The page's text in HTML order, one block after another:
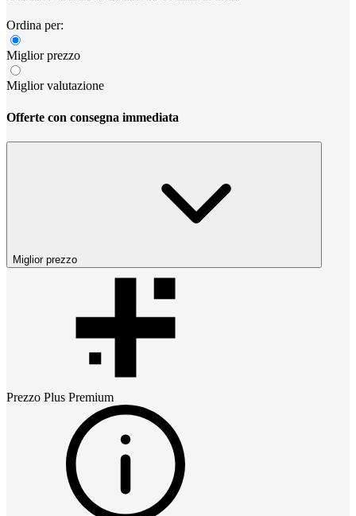
Ordina per:
Miglior prezzo
Miglior valutazione
Offerte con consegna immediata
Miglior prezzo
Prezzo Plus Premium